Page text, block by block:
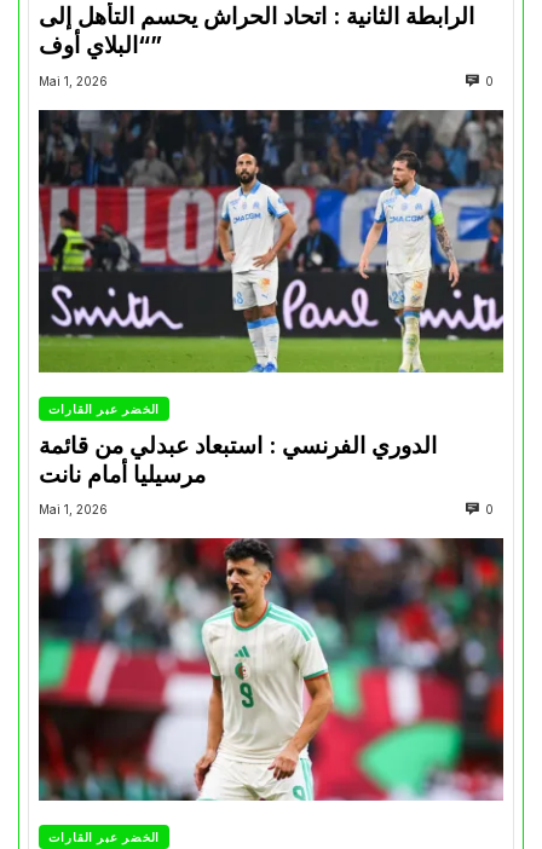
الرابطة الثانية : اتحاد الحراش يحسم التأهل إلى
“البلاي أوف”
Mai 1, 2026 0
الخضر عبر القارات
الدوري الفرنسي : استبعاد عبدلي من قائمة
مرسيليا أمام نانت
Mai 1, 2026 0
الخضر عبر القارات